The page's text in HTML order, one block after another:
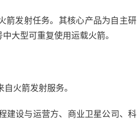
箭发射任务。其核心产品为自主研
大型可重复使用运载火箭。
火箭发射服务。
建设与运营方、商业卫星公司、科